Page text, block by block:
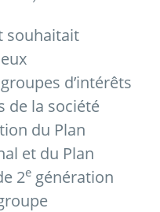
souhaitait
d’intérêts
de la société
du Plan
et du Plan
2e génération